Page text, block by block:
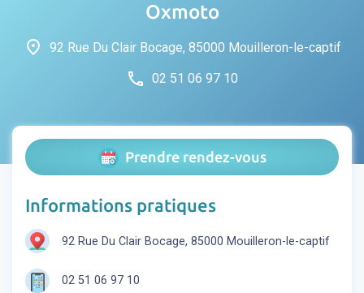
Oxmoto
place 92 Rue Du Clair Bocage, 85000 Mouilleron-le-captif
phone 02 51 06 97 10
Prendre rendez-vous
Informations pratiques
92 Rue Du Clair Bocage, 85000 Mouilleron-le-captif
02 51 06 97 10